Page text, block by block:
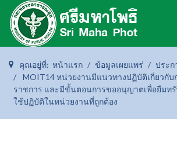
คุณอยู่ที่: หน้าแรก ข้อมูลเผยแพร่
ประก
MOIT14 หน่วยงานมีแนวทางปฏิบัติเกี่ยวกั
ราชการ และมีขั้นตอนการขออนุญาตเพื่อยืมท
ใช้ปฏิบัติในหน่วยงานที่ถูกต้อง